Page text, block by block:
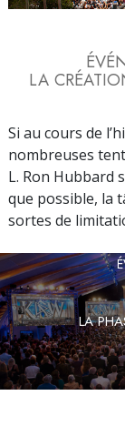
LA
Si au cours de
nombreuses
L. Ron Hubbard
que possible, la
sortes de
LA